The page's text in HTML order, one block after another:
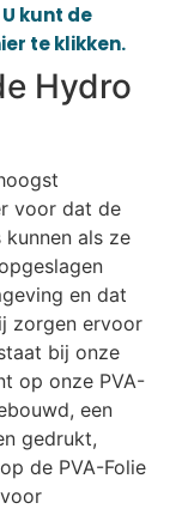
U kunt de
te klikken.
Hydro
voor dat de
als ze
en dat
zorgen ervoor
bij onze
op onze PVA-
een
gedrukt,
de PVA-Folie